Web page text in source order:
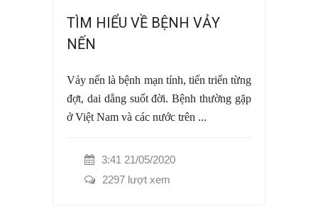
TÌM HIỂU VỀ BỆNH VẢY
NẾN
Vảy nến là bệnh mạn tính, tiến triển từng
đợt, dai dẳng suốt đời. Bệnh thường gặp
ở Việt Nam và các nước trên ...
3:41 21/05/2020
2297 lượt xem